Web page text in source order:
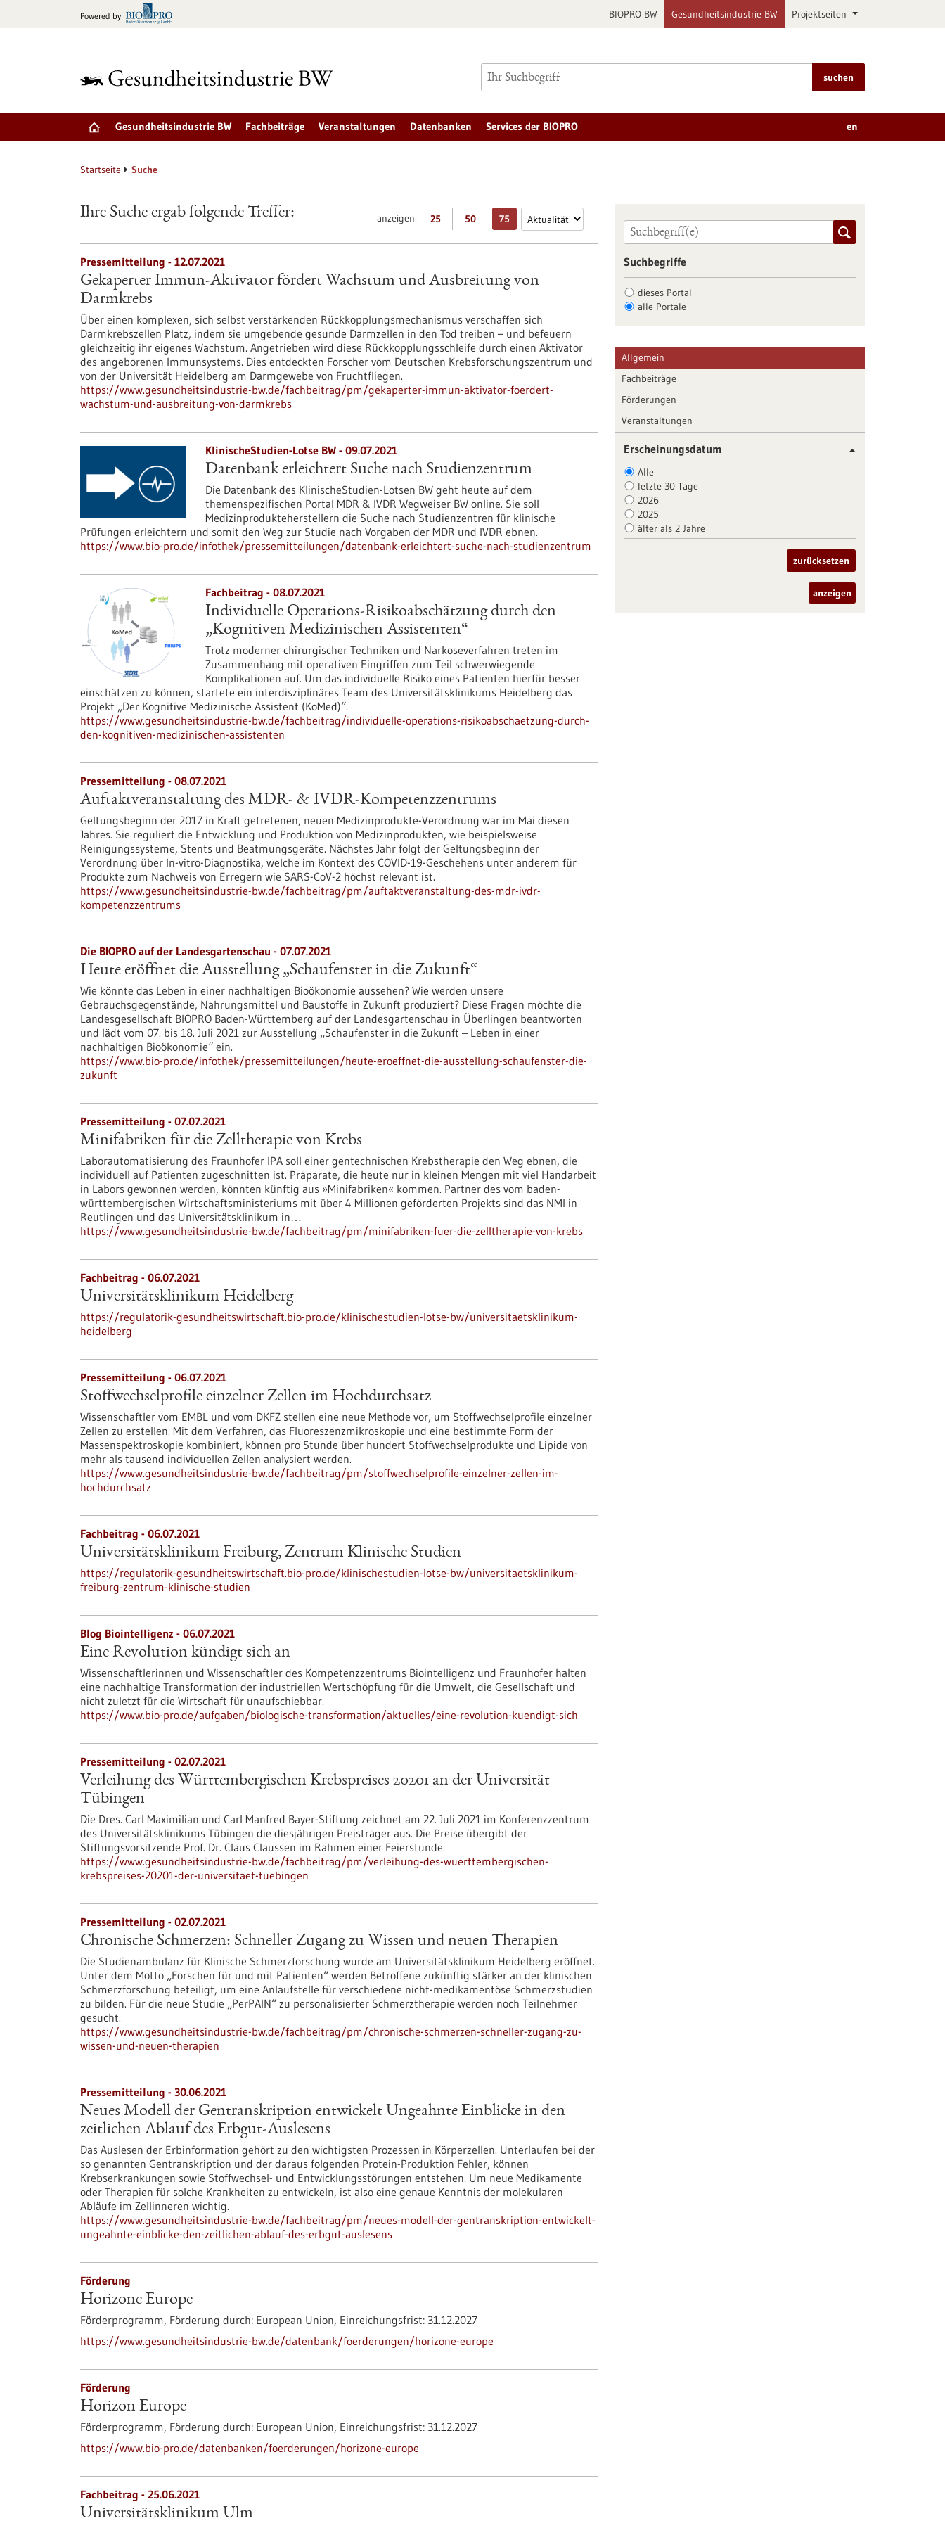
Powered by BIOPRO BW Gesundheitsindustrie BW Projektseiten
suchen
Gesundheitsindustrie BW Fachbeiträge Veranstaltungen Datenbanken Services der BIOPRO en
Startseite Suche
anzeigen: 25 50 75
Ihre Suche ergab folgende Treffer:
Pressemitteilung - 12.07.2021
Gekaperter Immun-Aktivator fördert Wachstum und Ausbreitung von
Darmkrebs
Über einen komplexen, sich selbst verstärkenden Rückkopplungsmechanismus verschaffen sich
Darmkrebszellen Platz, indem sie umgebende gesunde Darmzellen in den Tod treiben – und befeuern
gleichzeitig ihr eigenes Wachstum. Angetrieben wird diese Rückkopplungsschleife durch einen Aktivator
des angeborenen Immunsystems. Dies entdeckten Forscher vom Deutschen Krebsforschungszentrum und
von der Universität Heidelberg am Darmgewebe von Fruchtfliegen.
https://www.gesundheitsindustrie-bw.de/fachbeitrag/pm/gekaperter-immun-aktivator-foerdert-
wachstum-und-ausbreitung-von-darmkrebs
KlinischeStudien-Lotse BW - 09.07.2021
Datenbank erleichtert Suche nach Studienzentrum
Die Datenbank des KlinischeStudien-Lotsen BW geht heute auf dem
themenspezifischen Portal MDR & IVDR Wegweiser BW online. Sie soll
Medizinprodukteherstellern die Suche nach Studienzentren für klinische
Prüfungen erleichtern und somit den Weg zur Studie nach Vorgaben der MDR und IVDR ebnen.
https://www.bio-pro.de/infothek/pressemitteilungen/datenbank-erleichtert-suche-nach-studienzentrum
Fachbeitrag - 08.07.2021
Individuelle Operations-Risikoabschätzung durch den
„Kognitiven Medizinischen Assistenten“
Trotz moderner chirurgischer Techniken und Narkoseverfahren treten im
Zusammenhang mit operativen Eingriffen zum Teil schwerwiegende
Komplikationen auf. Um das individuelle Risiko eines Patienten hierfür besser
einschätzen zu können, startete ein interdisziplinäres Team des Universitätsklinikums Heidelberg das
Projekt „Der Kognitive Medizinische Assistent (KoMed)“.
https://www.gesundheitsindustrie-bw.de/fachbeitrag/individuelle-operations-risikoabschaetzung-durch-
den-kognitiven-medizinischen-assistenten
Pressemitteilung - 08.07.2021
Auftaktveranstaltung des MDR- & IVDR-Kompetenzzentrums
Geltungsbeginn der 2017 in Kraft getretenen, neuen Medizinprodukte-Verordnung war im Mai diesen
Jahres. Sie reguliert die Entwicklung und Produktion von Medizinprodukten, wie beispielsweise
Reinigungssysteme, Stents und Beatmungsgeräte. Nächstes Jahr folgt der Geltungsbeginn der
Verordnung über In-vitro-Diagnostika, welche im Kontext des COVID-19-Geschehens unter anderem für
Produkte zum Nachweis von Erregern wie SARS-CoV-2 höchst relevant ist.
https://www.gesundheitsindustrie-bw.de/fachbeitrag/pm/auftaktveranstaltung-des-mdr-ivdr-
kompetenzzentrums
Die BIOPRO auf der Landesgartenschau - 07.07.2021
Heute eröffnet die Ausstellung „Schaufenster in die Zukunft“
Wie könnte das Leben in einer nachhaltigen Bioökonomie aussehen? Wie werden unsere
Gebrauchsgegenstände, Nahrungsmittel und Baustoffe in Zukunft produziert? Diese Fragen möchte die
Landesgesellschaft BIOPRO Baden-Württemberg auf der Landesgartenschau in Überlingen beantworten
und lädt vom 07. bis 18. Juli 2021 zur Ausstellung „Schaufenster in die Zukunft – Leben in einer
nachhaltigen Bioökonomie“ ein.
https://www.bio-pro.de/infothek/pressemitteilungen/heute-eroeffnet-die-ausstellung-schaufenster-die-
zukunft
Pressemitteilung - 07.07.2021
Minifabriken für die Zelltherapie von Krebs
Laborautomatisierung des Fraunhofer IPA soll einer gentechnischen Krebstherapie den Weg ebnen, die
individuell auf Patienten zugeschnitten ist. Präparate, die heute nur in kleinen Mengen mit viel Handarbeit
in Labors gewonnen werden, könnten künftig aus »Minifabriken« kommen. Partner des vom baden-
württembergischen Wirtschaftsministeriums mit über 4 Millionen geförderten Projekts sind das NMI in
Reutlingen und das Universitätsklinikum in…
https://www.gesundheitsindustrie-bw.de/fachbeitrag/pm/minifabriken-fuer-die-zelltherapie-von-krebs
Fachbeitrag - 06.07.2021
Universitätsklinikum Heidelberg
https://regulatorik-gesundheitswirtschaft.bio-pro.de/klinischestudien-lotse-bw/universitaetsklinikum-
heidelberg
Pressemitteilung - 06.07.2021
Stoffwechselprofile einzelner Zellen im Hochdurchsatz
Wissenschaftler vom EMBL und vom DKFZ stellen eine neue Methode vor, um Stoffwechselprofile einzelner
Zellen zu erstellen. Mit dem Verfahren, das Fluoreszenzmikroskopie und eine bestimmte Form der
Massenspektroskopie kombiniert, können pro Stunde über hundert Stoffwechselprodukte und Lipide von
mehr als tausend individuellen Zellen analysiert werden.
https://www.gesundheitsindustrie-bw.de/fachbeitrag/pm/stoffwechselprofile-einzelner-zellen-im-
hochdurchsatz
Fachbeitrag - 06.07.2021
Universitätsklinikum Freiburg, Zentrum Klinische Studien
https://regulatorik-gesundheitswirtschaft.bio-pro.de/klinischestudien-lotse-bw/universitaetsklinikum-
freiburg-zentrum-klinische-studien
Blog Biointelligenz - 06.07.2021
Eine Revolution kündigt sich an
Wissenschaftlerinnen und Wissenschaftler des Kompetenzzentrums Biointelligenz und Fraunhofer halten
eine nachhaltige Transformation der industriellen Wertschöpfung für die Umwelt, die Gesellschaft und
nicht zuletzt für die Wirtschaft für unaufschiebbar.
https://www.bio-pro.de/aufgaben/biologische-transformation/aktuelles/eine-revolution-kuendigt-sich
Pressemitteilung - 02.07.2021
Verleihung des Württembergischen Krebspreises 20201 an der Universität
Tübingen
Die Dres. Carl Maximilian und Carl Manfred Bayer-Stiftung zeichnet am 22. Juli 2021 im Konferenzzentrum
des Universitätsklinikums Tübingen die diesjährigen Preisträger aus. Die Preise übergibt der
Stiftungsvorsitzende Prof. Dr. Claus Claussen im Rahmen einer Feierstunde.
https://www.gesundheitsindustrie-bw.de/fachbeitrag/pm/verleihung-des-wuerttembergischen-
krebspreises-20201-der-universitaet-tuebingen
Pressemitteilung - 02.07.2021
Chronische Schmerzen: Schneller Zugang zu Wissen und neuen Therapien
Die Studienambulanz für Klinische Schmerzforschung wurde am Universitätsklinikum Heidelberg eröffnet.
Unter dem Motto „Forschen für und mit Patienten“ werden Betroffene zukünftig stärker an der klinischen
Schmerzforschung beteiligt, um eine Anlaufstelle für verschiedene nicht-medikamentöse Schmerzstudien
zu bilden. Für die neue Studie „PerPAIN“ zu personalisierter Schmerztherapie werden noch Teilnehmer
gesucht.
https://www.gesundheitsindustrie-bw.de/fachbeitrag/pm/chronische-schmerzen-schneller-zugang-zu-
wissen-und-neuen-therapien
Pressemitteilung - 30.06.2021
Neues Modell der Gentranskription entwickelt Ungeahnte Einblicke in den
zeitlichen Ablauf des Erbgut-Auslesens
Das Auslesen der Erbinformation gehört zu den wichtigsten Prozessen in Körperzellen. Unterlaufen bei der
so genannten Gentranskription und der daraus folgenden Protein-Produktion Fehler, können
Krebserkrankungen sowie Stoffwechsel- und Entwicklungsstörungen entstehen. Um neue Medikamente
oder Therapien für solche Krankheiten zu entwickeln, ist also eine genaue Kenntnis der molekularen
Abläufe im Zellinneren wichtig.
https://www.gesundheitsindustrie-bw.de/fachbeitrag/pm/neues-modell-der-gentranskription-entwickelt-
ungeahnte-einblicke-den-zeitlichen-ablauf-des-erbgut-auslesens
Förderung
Horizone Europe
Förderprogramm, Förderung durch: European Union, Einreichungsfrist: 31.12.2027
https://www.gesundheitsindustrie-bw.de/datenbank/foerderungen/horizone-europe
Förderung
Horizon Europe
Förderprogramm, Förderung durch: European Union, Einreichungsfrist: 31.12.2027
https://www.bio-pro.de/datenbanken/foerderungen/horizone-europe
Fachbeitrag - 25.06.2021
Universitätsklinikum Ulm
Suchbegriffe
dieses Portal
alle Portale
Allgemein
Fachbeiträge
Förderungen
Veranstaltungen
Erscheinungsdatum
Alle
letzte 30 Tage
2026
2025
älter als 2 Jahre
zurücksetzen
anzeigen